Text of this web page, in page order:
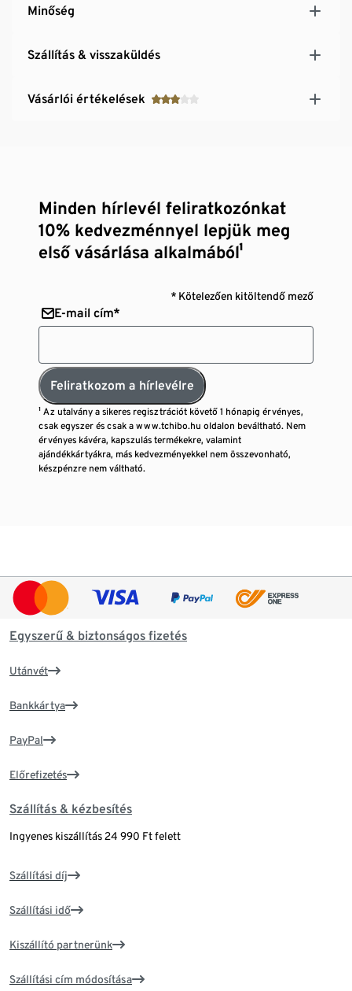
Minőség
Szállítás & visszaküldés
Vásárlói értékelések
Minden hírlevél feliratkozónkat
10% kedvezménnyel lepjük meg
első vásárlása alkalmából¹
* Kötelezően kitöltendő mező
E-mail cím*
Feliratkozom a hírlevélre
¹ Az utalvány a sikeres regisztrációt követő 1 hónapig érvényes,
csak egyszer és csak a www.tchibo.hu oldalon beváltható. Nem
érvényes kávéra, kapszulás termékekre, valamint
ajándékkártyákra, más kedvezményekkel nem összevonható,
készpénzre nem váltható.
Egyszerű & biztonságos fizetés
Utánvét
Bankkártya
PayPal
Előrefizetés
Szállítás & kézbesítés
Ingyenes kiszállítás 24 990 Ft felett
Szállítási díj
Szállítási idő
Kiszállító partnerünk
Szállítási cím módosítása